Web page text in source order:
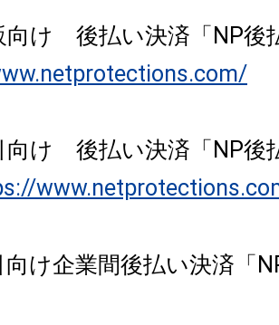
向け 後払い決済「NP
け 後払い決済「NP後
け企業間後払い決済「